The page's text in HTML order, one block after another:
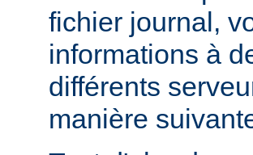
fichier journal,
informations à
différents
manière